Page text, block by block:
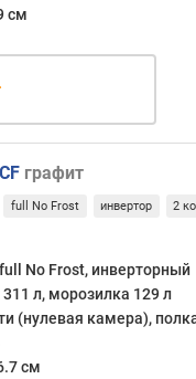
см
графит
full No Frost инвертор 2
No Frost, инверторный
л, морозилка 129 л
(нулевая камера),
см